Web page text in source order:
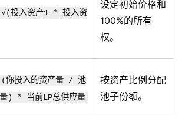
投入资产1 * 投入资
设定初始价格和
100%的所有
权。
你投入的资产量 / 池
量) * 当前LP总供应量
按资产比例分配
池子份额。